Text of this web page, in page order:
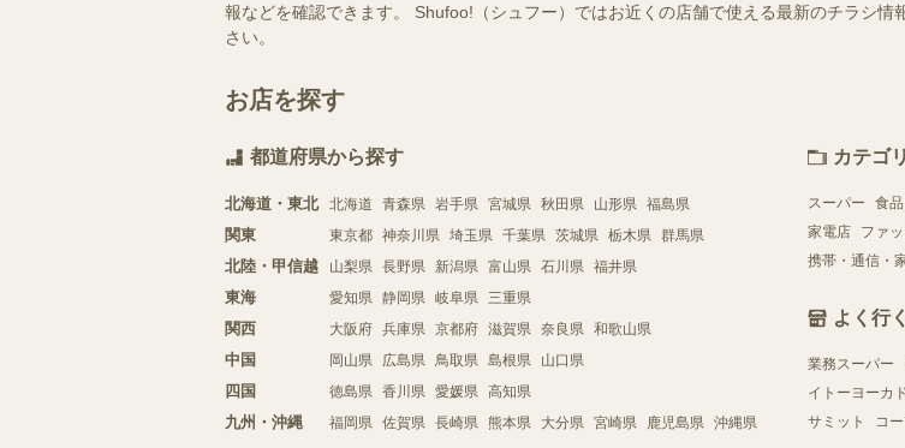
報などを確認できます。 Shufoo!（シュフー）ではお近くの店舗で使える最新のチラシ
さい。
お店を探す
都道府県から探す
北海道・東北 北海道 青森県 岩手県 宮城県 秋田県 山形県 福島県
関東 東京都 神奈川県 埼玉県 千葉県 茨城県 栃木県 群馬県
北陸・甲信越 山梨県 長野県 新潟県 富山県 石川県 福井県
東海 愛知県 静岡県 岐阜県 三重県
関西 大阪府 兵庫県 京都府 滋賀県 奈良県 和歌山県
中国 岡山県 広島県 鳥取県 島根県 山口県
四国 徳島県 香川県 愛媛県 高知県
九州・沖縄 福岡県 佐賀県 長崎県 熊本県 大分県 宮崎県 鹿児島県 沖縄県
カテゴ
スーパー 食
家電店
ファ
携帯・通信・
よく行
業務スーパー
イトーヨーカ
サミット
コ